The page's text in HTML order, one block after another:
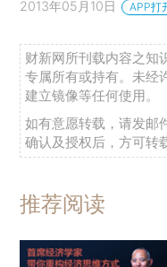
2013年05月10日 APP打
财新网所刊载内容之知
专属所有或持有。未经
建立镜像等任何使用。
如有意愿转载，请发邮
确认及授权后，方可转
推荐阅读